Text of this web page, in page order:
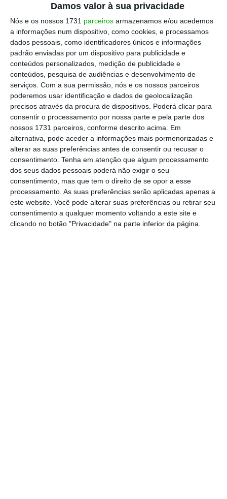
Damos valor à sua privacidade
Nós e os nossos 1731 parceiros armazenamos e/ou acedemos
a informações num dispositivo, como cookies, e processamos
dados pessoais, como identificadores únicos e informações
padrão enviadas por um dispositivo para publicidade e
conteúdos personalizados, medição de publicidade e
conteúdos, pesquisa de audiências e desenvolvimento de
serviços. Com a sua permissão, nós e os nossos parceiros
poderemos usar identificação e dados de geolocalização
precisos através da procura de dispositivos. Poderá clicar para
consentir o processamento por nossa parte e pela parte dos
nossos 1731 parceiros, conforme descrito acima. Em
alternativa, pode aceder a informações mais pormenorizadas e
alterar as suas preferências antes de consentir ou recusar o
consentimento. Tenha em atenção que algum processamento
dos seus dados pessoais poderá não exigir o seu
consentimento, mas que tem o direito de se opor a esse
processamento. As suas preferências serão aplicadas apenas a
este website. Você pode alterar suas preferências ou retirar seu
consentimento a qualquer momento voltando a este site e
clicando no botão "Privacidade" na parte inferior da página.
incorporados cerca de 85 inquéritos”, realçou
o MP, no comunicado publicado na página de
Internet da Procuradoria-Geral Regional de
Évora.
Segundo o Ministério Público, os 38 arguidos
foram acusados da prática de vários crimes de
burla informática, falsidade informática,
acesso ilegítimo e detenção de arma proibida,
envolvendo o esquema criminoso conhecido
como “Burla do MBWay”.
Era nas zonas de Campo Maior e Elvas que os
arguidos “procediam a levantamentos de
dinheiro em multibanco obtido enganando
pessoas que anunciavam para venda artigos